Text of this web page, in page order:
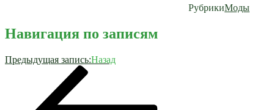
РубрикиМоды
Навигация по записям
Предыдущая запись:Назад